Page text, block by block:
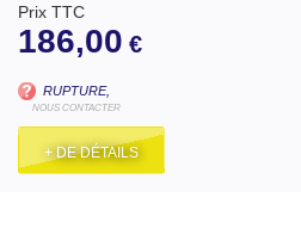
Prix TTC
186,00 €
RUPTURE,
NOUS CONTACTER
+ DE DÉTAILS